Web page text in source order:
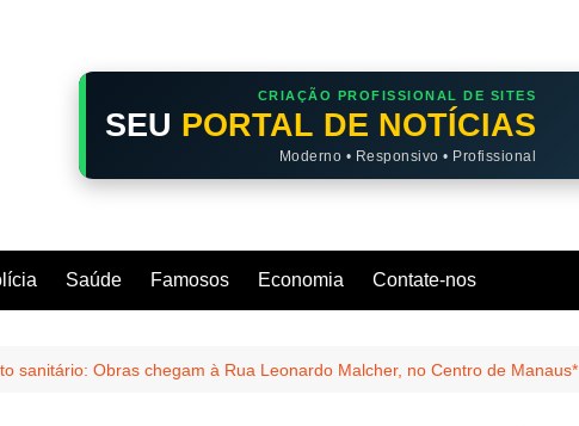
CRIAÇÃO PROFISSIONAL DE SITES
SEU PORTAL DE NOTÍCIAS
Moderno • Responsivo • Profissional
Saúde Famosos Economia Contate-nos
sanitário: Obras chegam à Rua Leonardo Malcher, no Centro de Manaus*